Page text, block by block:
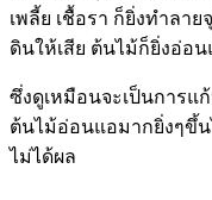
เพลี้ย เชื้อรา ก็ยิ่งทำลา
ดินให้เสีย ต้นไม้ก็ยิ่งอ่อน
ซึ่งดูเหมือนจะเป็นการแ
ต้นไม้อ่อนแอมากยิ่งๆขึ้น
ไม่ได้ผล